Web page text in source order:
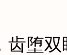
堕双